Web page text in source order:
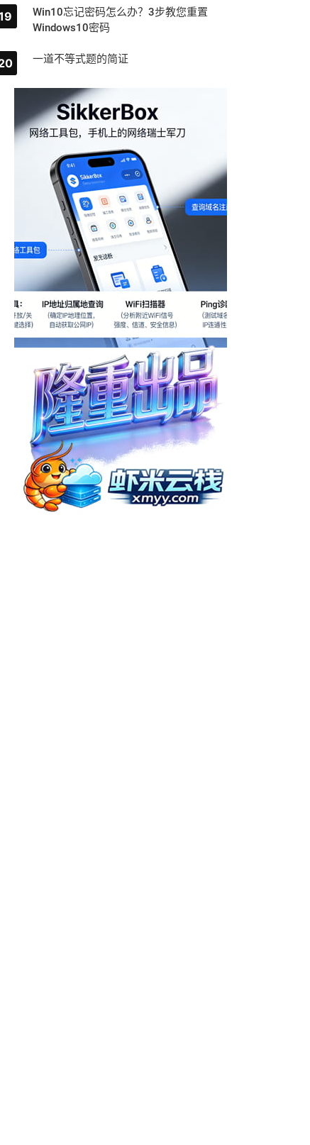
Win10忘记密码怎么办？3步教您重置
Windows10密码
一道不等式题的简证